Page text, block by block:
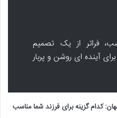
فراتر از یک تصمیم
آینده ای روشن و پربار
کدام گزینه برای فرزند شما مناسب